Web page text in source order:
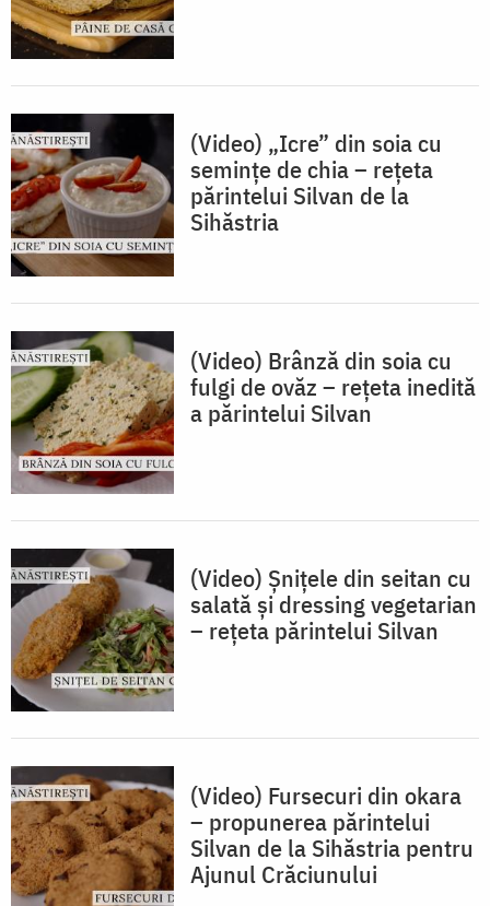
(Video) „Icre” din soia cu
semințe de chia – rețeta
părintelui Silvan de la
Sihăstria
(Video) Brânză din soia cu
fulgi de ovăz – rețeta inedită
a părintelui Silvan
(Video) Șnițele din seitan cu
salată și dressing vegetarian
– rețeta părintelui Silvan
(Video) Fursecuri din okara
– propunerea părintelui
Silvan de la Sihăstria pentru
Ajunul Crăciunului